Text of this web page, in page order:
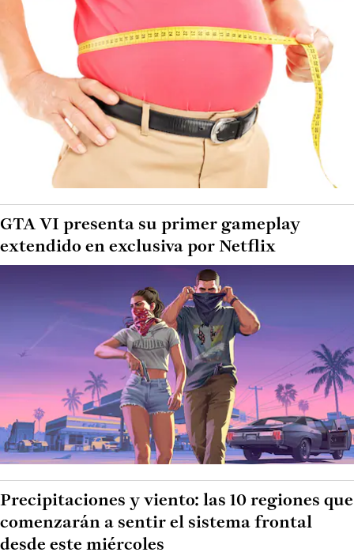
GTA VI presenta su primer gameplay
extendido en exclusiva por Netflix
Precipitaciones y viento: las 10 regiones que
comenzarán a sentir el sistema frontal
desde este miércoles